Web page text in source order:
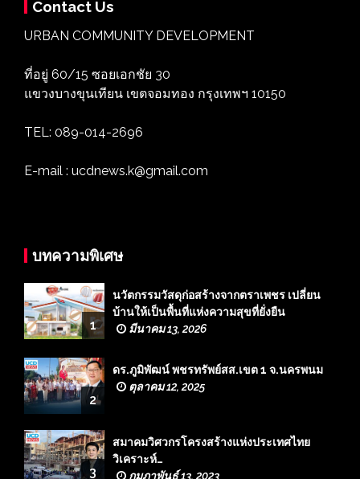
Contact Us
URBAN COMMUNITY DEVELOPMENT
ที่อยู่ 60/15 ซอยเอกชัย 30
แขวงบางขุนเทียน เขตจอมทอง กรุงเทพฯ 10150
TEL: 089-014-2696
E-mail : ucdnews.k@gmail.com
บทความพิเศษ
1
นวัตกรรมวัสดุก่อสร้างจากตราเพชร เปลี่ยน
บ้านให้เป็นพื้นที่แห่งความสุขที่ยั่งยืน
มีนาคม 13, 2026
2
ดร.ภูมิพัฒน์ พชรทรัพย์สส.เขต 1 จ.นครพนม
ตุลาคม 12, 2025
3
สมาคมวิศวกรโครงสร้างแห่งประเทศไทย
วิเคราะห์…
กุมภาพันธ์ 13, 2023